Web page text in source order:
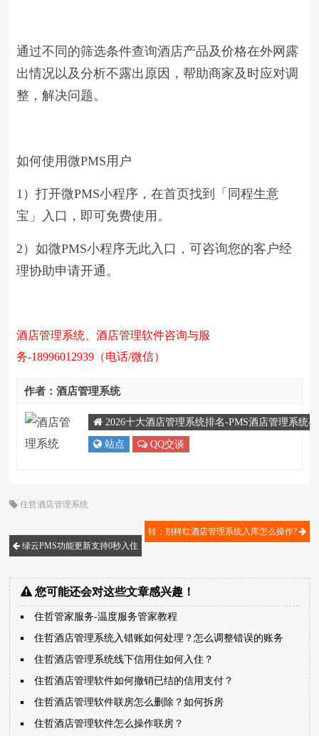
通过不同的筛选条件查询酒店产品及价格在外网露
出情况以及分析不露出原因，帮助商家及时应对调
整，解决问题。
如何使用微PMS用户
1）打开微PMS小程序，在首页找到「同程生意
宝」入口，即可免费使用。
2）如微PMS小程序无此入口，可咨询您的客户经
理协助申请开通。
酒店管理系统、酒店管理软件咨询与服
务-18996012939（电话/微信）
作者：酒店管理系统
2026十大酒店管理系统排名-PMS酒店管理系统-
站点 QQ交谈
住哲酒店管理系统
绿云PMS功能更新支持0秒入住
转：别样红酒店管理系统入库怎么操作?
您可能还会对这些文章感兴趣！
住哲管家服务-温度服务管家教程
住哲酒店管理系统入错账如何处理？怎么调整错误的账务
住哲酒店管理系统线下信用住如何入住？
住哲酒店管理软件如何撤销已结的信用支付？
住哲酒店管理软件联房怎么删除？如何拆房
住哲酒店管理软件怎么操作联房？